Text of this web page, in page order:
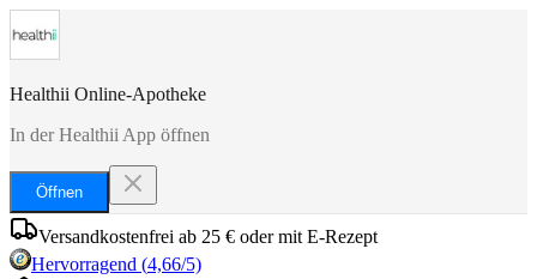
Healthii Online-Apotheke
In der Healthii App öffnen
Öffnen
Versandkostenfrei ab 25 € oder mit E-Rezept
Hervorragend (4,66/5)